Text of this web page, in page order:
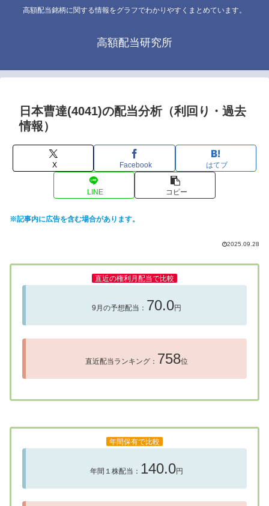
高額配当銘柄に関する情報をグラフでわかりやすくまとめています。
高額配当研究所
日本曹達(4041)の配当分析（利回り・過去
情報）
X Facebook はてブ
LINE コピー
※記事内に広告を含む場合があります。
2025.09.28
直近の権利月配当で比較
9月の予想配当： 70.0円
直近配当ランキング： 758位
年間保有で比較
年間１株配当： 140.0円